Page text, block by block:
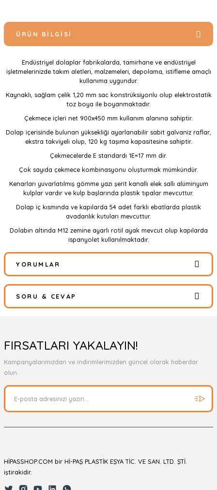
ÜRÜN BILGISI
Endüstriyel dolaplar fabrikalarda, tamirhane ve endüstriyel
işletmelerinizde takım aletleri, malzemeleri, depolama, istifleme amaçlı
kullanıma uygundur.
Kaynaklı, sağlam çelik 1,20 mm sac konstrüksiyonlu olup elektrostatik
toz boya ile boyanmaktadır.
Çekmece içleri net 900x450 mm kullanım alanına sahiptir.
Dolap içerisinde bulunan yüksekliği ayarlanabilir sabit galvaniz raflar,
ekstra takviyeli olup, 120 kg taşıma kapasitesine sahiptir.
Çekmecelerde E standardı 1E=17 mm dir.
Çok sayıda çekmece kombinasyonu oluşturmak mümkündür.
Kenarları yuvarlatılmış gömme yazı şerit kanallı elek sallı alüminyum
kulplar vardır ve kulp başlarında plastik tıpalar mevcuttur.
Dolap iç kısmında ve kapılarda 54 adet farklı ebatlarda plastik
avadanlık kutuları mevcuttur.
Dolabın altında M12 zemine ayarlı rotil ayak mevcut olup kapılarda
ispanyolet kullanılmaktadır.
YORUMLAR
Bu ürüne ilk yorumu siz yapın!
Yorum Yaz
SORU & CEVAP
Ürün hakkında henüz soru sorulmamış.
FIRSATLARI YAKALAYIN!
Kampanyalarımızdan ve indirimlerimizden güncel olarak haberdar
olun.
HİPASSHOP.COM bir Hİ-PAŞ PLASTİK EŞYA TİC. VE SAN. LTD. ŞTİ.
iştirakidir.